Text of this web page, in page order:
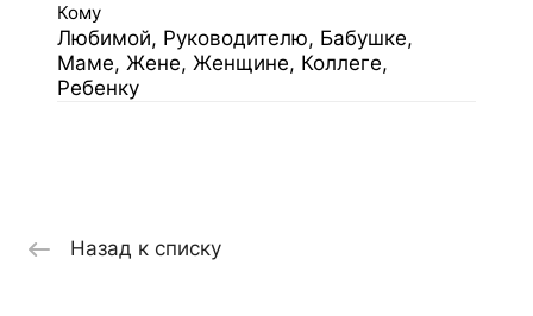
Кому
Любимой, Руководителю, Бабушке,
Маме, Жене, Женщине, Коллеге,
Ребенку
Назад к списку